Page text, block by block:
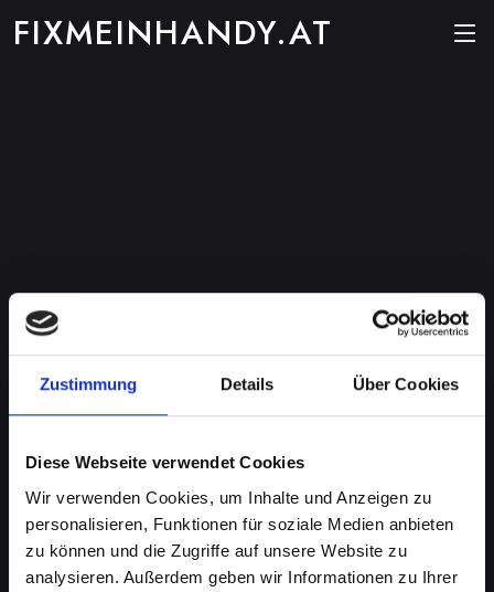
Zustimmung Details Über Cookies
Diese Webseite verwendet Cookies
Wir verwenden Cookies, um Inhalte und Anzeigen zu
personalisieren, Funktionen für soziale Medien anbieten
zu können und die Zugriffe auf unsere Website zu
analysieren. Außerdem geben wir Informationen zu Ihrer
FIXMEINHANDY.AT